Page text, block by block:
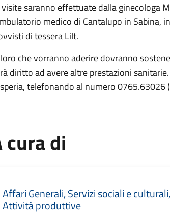
visite saranno effettuate dalla ginecologa
medico di Cantalupo in Sabina,
di tessera Lilt.
che vorranno aderire dovranno
diritto ad avere altre prestazioni
telefonando al numero 0765.63026
cura di
Affari Generali, Servizi sociali e culturali,
Attività produttive